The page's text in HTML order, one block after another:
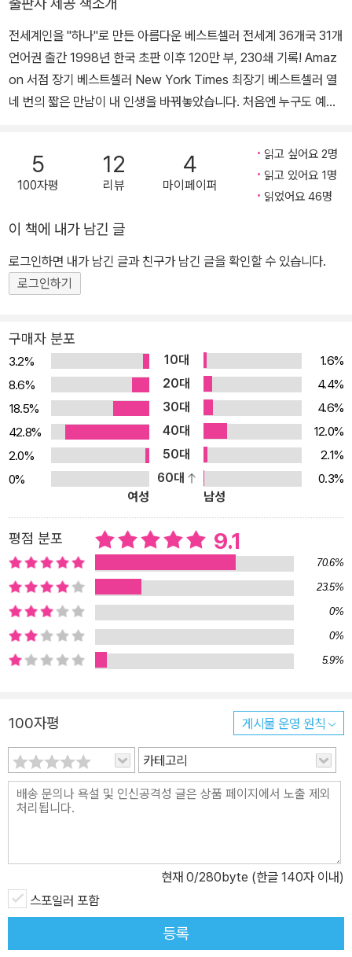
본 후 자극을 받고 헛헛한 마음을 안고 1,110킬로미터나 떨어진 보스
턴의 스승에게 날아간다.
그 후 미치는 신문사 파업이라는 크나큰 일을 겪으면서 매주 화요일
서너 달 동안 계속되었다. 모두 열네 번의 화요일마다 그들의 강의가
행해졌는데...
함께한 화요일』, 『파이 이야기』, 『우리는 사랑일까』, 『마시멜로 이야
기』, 『타샤의 정원』, 『나이팅게일』 등이 있으며, 에세이 『아직도 거기,
머물다』를 썼다.
전세계인을 "하나"로 만든 아름다운 베스트셀러 전세계 36개국 31개
언어권 출간 1998년 한국 초판 이후 120만 부, 230쇄 기록! Amaz
on 서점 장기 베스트셀러 New York Times 최장기 베스트셀러 열
네 번의 짧은 만남이 내 인생을 바꿔놓았습니다. 처음엔 누구도 예측
것을 놓쳐버리고 얼마나 삭막하게 살아왔는지 깨닫습??. 내 인생을
바꿔놓은 스승, 모리. 그를 잊을 수가 없습니다.
5
100자평
12
리뷰
4
마이페이퍼
읽고 싶어요 2명
읽고 있어요 1명
읽었어요 46명
이 책에 내가 남긴 글
로그인하면 내가 남긴 글과 친구가 남긴 글을 확인할 수 있습니다.
로그인하기
구매자 분포
3.2% 10대
1.6%
8.6%
20대
4.4%
18.5%
30대
4.6%
42.8%
40대
12.0%
2.0%
50대
2.1%
0%
60대
0.3%
여성
남성
평점 분포 9.1
70.6%
23.5%
0%
0%
5.9%
100자평 게시물 운영 원칙
카테고리
현재 0/280byte (한글 140자 이내)
스포일러 포함
등록